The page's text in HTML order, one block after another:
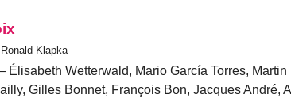
Klapka
Élisabeth Wetterwald, Mario García Torres, Martin
Gilles Bonnet, François Bon, Jacques André,